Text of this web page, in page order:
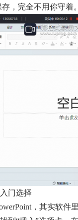
，完全不用你守着。
门选择
，其实软